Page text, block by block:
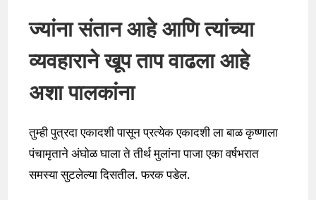
ज्यांना संतान आहे आणि त्यांच्या
व्यवहाराने खूप ताप वाढला आहे
अशा पालकांना
तुम्ही पुत्रदा एकादशी पासून प्रत्येक एकादशी ला बाळ कृष्णाला
पंचामृताने अंघोळ घाला ते तीर्थ मुलांना पाजा एका वर्षभरात
समस्या सुटलेल्या दिसतील. फरक पडेल.